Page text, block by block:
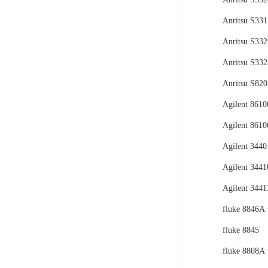
Anritsu
Anritsu
Anritsu
Anritsu
Agilent
Agilent
Agilent
Agilent
Agilent
fluke 8846A
fluke 8845
fluke 8808A